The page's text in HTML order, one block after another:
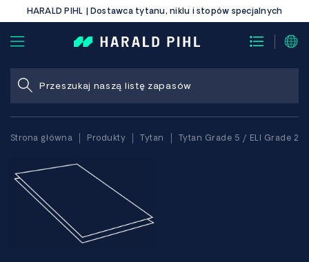
HARALD PIHL | Dostawca tytanu, niklu i stopów specjalnych
Strona główna Produkty Tytan Tytan Grade 5 / ELI Grade 23